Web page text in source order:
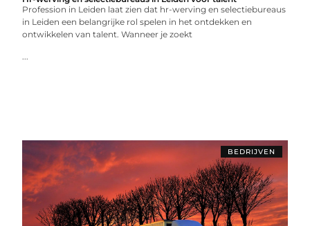
Profession in Leiden laat zien dat hr-werving en selectiebureaus
in Leiden een belangrijke rol spelen in het ontdekken en
ontwikkelen van talent. Wanneer je zoekt
...
BEDRIJVEN